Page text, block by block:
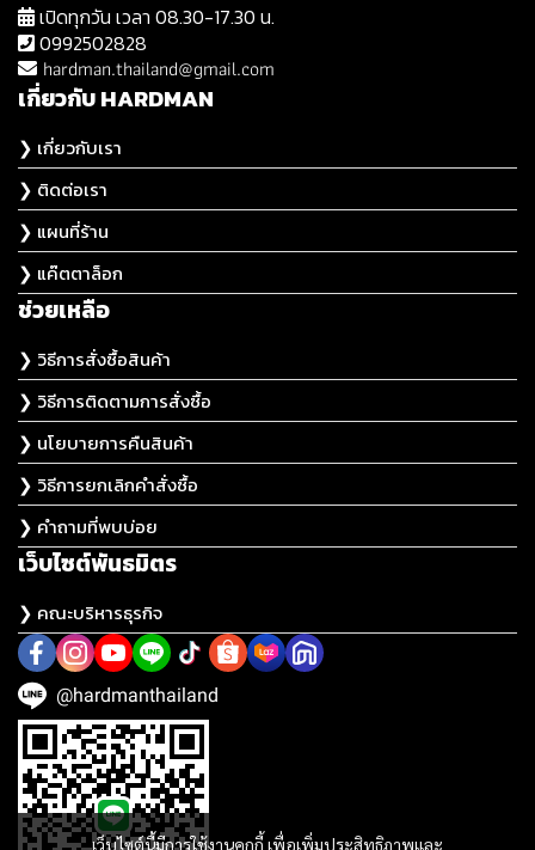
เว็บไซต์นี้มีการใช้งานคุกกี้ เพื่อเพิ่มประสิทธิภาพและ
เปิดทุกวัน เวลา 08.30-17.30 น.
0992502828
hardman.thailand@gmail.com
เกี่ยวกับ HARDMAN
❯ เกี่ยวกับเรา
❯ ติดต่อเรา
❯ แผนที่ร้าน
❯ แค๊ตตาล็อก
ช่วยเหลือ
❯ วิธีการสั่งซื้อสินค้า
❯ วิธีการติดตามการสั่งซื้อ
❯ นโยบายการคืนสินค้า
❯ วิธีการยกเลิกคำสั่งซื้อ
❯ คำถามที่พบบ่อย
เว็บไซต์พันธมิตร
❯ คณะบริหารธุรกิจ
@hardmanthailand